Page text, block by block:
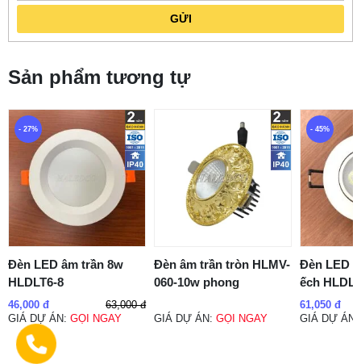
GỬI
Sản phẩm tương tự
- 27%
Đèn LED âm trần 8w
HLDLT6-8
46,000 đ
63,000 đ
GIÁ DỰ ÁN: GỌI NGAY
Đèn âm trần tròn HLMV-
060-10w phong
GIÁ DỰ ÁN:GỌI NGAY
- 45%
Đèn LED
ếch
61,050 đ
GIÁ DỰ